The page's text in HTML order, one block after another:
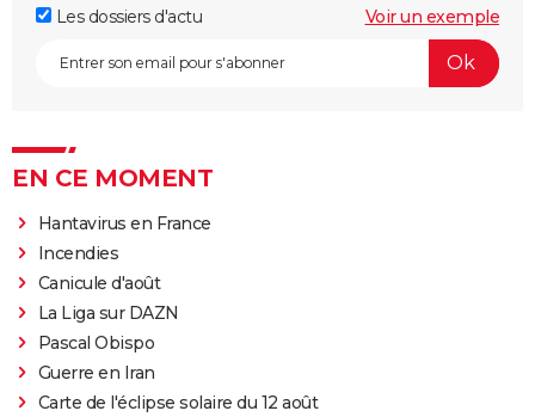
Les dossiers d'actu
Voir un exemple
EN CE MOMENT
Hantavirus en France
Incendies
Canicule d'août
La Liga sur DAZN
Pascal Obispo
Guerre en Iran
Carte de l'éclipse solaire du 12 août